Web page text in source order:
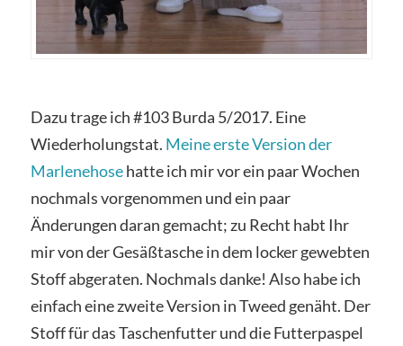
Dazu trage ich #103 Burda 5/2017. Eine
Wiederholungstat. Meine erste Version der
Marlenehosehatte ich mir vor ein paar Wochen
nochmals vorgenommen und ein paar
Änderungen daran gemacht; zu Recht habt Ihr
mir von der Gesäßtasche in dem locker gewebten
Stoff abgeraten. Nochmals danke! Also habe ich
einfach eine zweite Version in Tweed genäht. Der
Stoff für das Taschenfutter und die Futterpaspel